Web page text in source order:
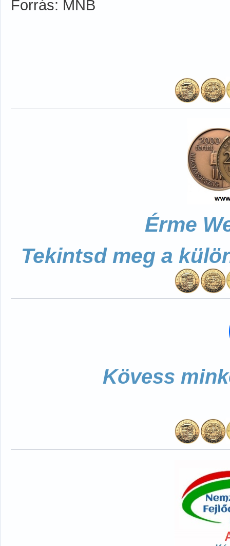
Forrás: MNB
Érme
Tekintsd meg a
Kövess